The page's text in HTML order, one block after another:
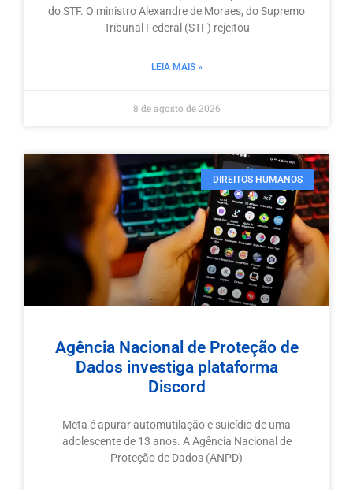
do STF. O ministro Alexandre de Moraes, do Supremo
Tribunal Federal (STF) rejeitou
LEIA MAIS »
8 de agosto de 2026
DIREITOS HUMANOS
Agência Nacional de Proteção de
Dados investiga plataforma
Discord
Meta é apurar automutilação e suicídio de uma
adolescente de 13 anos. A Agência Nacional de
Proteção de Dados (ANPD)